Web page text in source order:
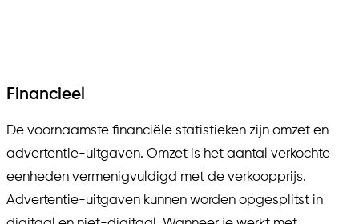
Financieel
De voornaamste financiële statistieken zijn omzet en
advertentie-uitgaven. Omzet is het aantal verkochte
eenheden vermenigvuldigd met de verkoopprijs.
Advertentie-uitgaven kunnen worden opgesplitst in